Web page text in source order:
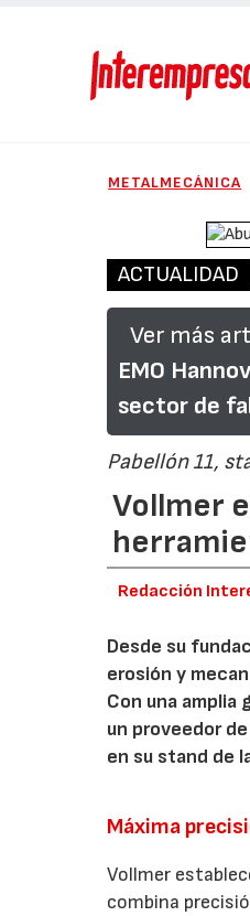
METALMECÁNICA
ACTUALIDAD
Ver más
EMO
sector de
Pabellón 11,
Vollmer
Redacción
Desde su
erosión y
Con una amplia
un proveedor
en su stand de
Máxima
Vollmer
combina